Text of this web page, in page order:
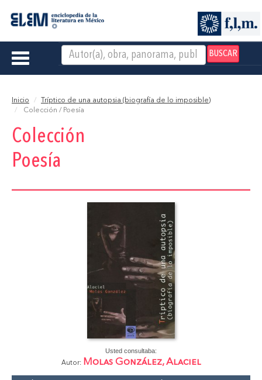
BUSCAR
Toggle
Inicio
Tríptico de una autopsia (biografía de lo imposible)
Colección / Poesía
Colección
Poesía
Usted consultaba:
Autor: Molas González, Alaciel